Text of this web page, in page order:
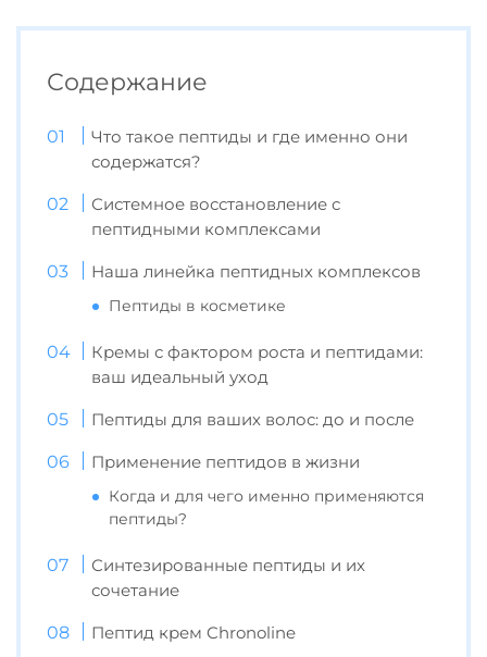
Содержание
Что такое пептиды и где именно они
содержатся?
Системное восстановление с
пептидными комплексами
Наша линейка пептидных комплексов
Пептиды в косметике
Кремы с фактором роста и пептидами:
ваш идеальный уход
Пептиды для ваших волос: до и после
Применение пептидов в жизни
Когда и для чего именно применяются
пептиды?
Синтезированные пептиды и их
сочетание
Пептид крем Chronoline